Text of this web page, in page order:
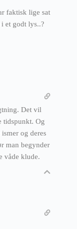
faktisk lige sat
et godt lys..?
Det vil
tidspunkt. Og
og deres
man begynder
våde klude.